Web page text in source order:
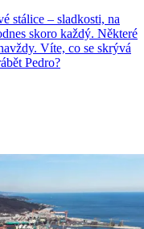
stálice – sladkosti, na
skoro každý. Některé
Víte, co se skrývá
Pedro?